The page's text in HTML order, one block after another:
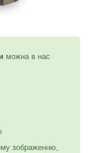
можна в нас
зображенню,